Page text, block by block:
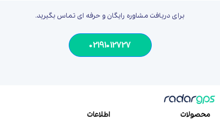
برای دریافت مشاوره رایگان و حرفه ای تماس بگیرید.
02191012727
محصولات اطلاعات